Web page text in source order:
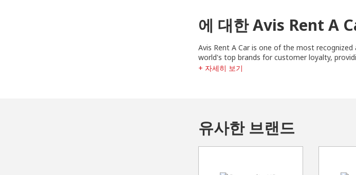
에 대한 Avis Rent A
Avis Rent A Car is one of the most
world's top brands for customer loyalty,
+ 자세히 보기
유사한 브랜드